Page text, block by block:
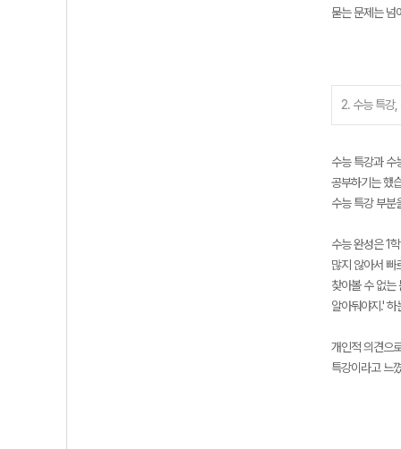
묻는 문제는
2. 수능 특강,
수능 특강과 수
공부하기는 했
수능 특강 부분
수능 완성은 1
많지 않아서 빠
찾아볼 수 없는
알아둬야지.'
개인적 의견으
특강이라고 느